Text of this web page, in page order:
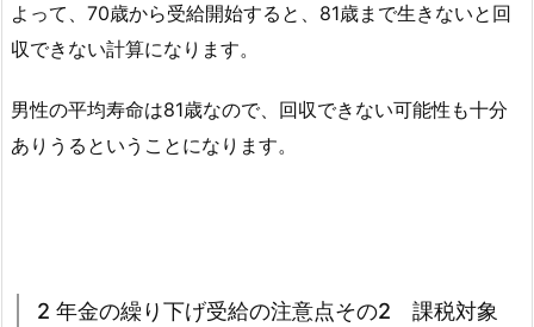
よって、70歳から受給開始すると、81歳まで生きないと回
収できない計算になります。
男性の平均寿命は81歳なので、回収できない可能性も十分
ありうるということになります。
2 年金の繰り下げ受給の注意点その2 課税対象